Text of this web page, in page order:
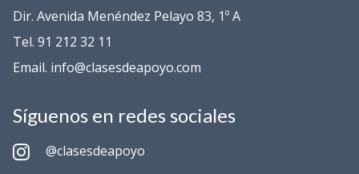
Dir. Avenida Menéndez Pelayo 83, 1º A
Tel. 91 212 32 11
Email. info@clasesdeapoyo.com
Síguenos en redes sociales
@clasesdeapoyo